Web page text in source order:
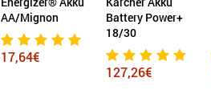
AA/Mignon
17,64€
Battery Power+
18/30
127,26€